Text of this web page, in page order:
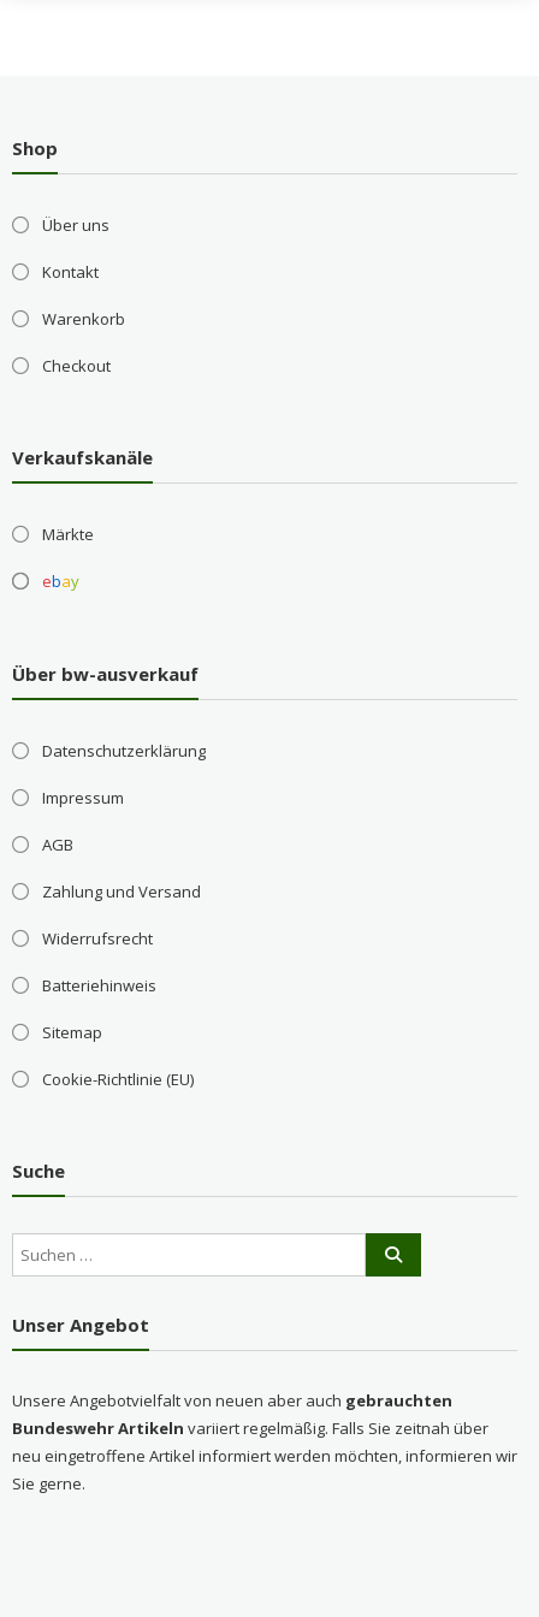
Shop
Über uns
Kontakt
Warenkorb
Checkout
Verkaufskanäle
Märkte
ebay
Über bw-ausverkauf
Datenschutzerklärung
Impressum
AGB
Zahlung und Versand
Widerrufsrecht
Batteriehinweis
Sitemap
Cookie-Richtlinie (EU)
Suche
Unser Angebot
Unsere Angebotvielfalt von neuen aber auch gebrauchten
Bundeswehr Artikeln variiert regelmäßig. Falls Sie zeitnah über
neu eingetroffene Artikel informiert werden möchten, informieren wir
Sie gerne.